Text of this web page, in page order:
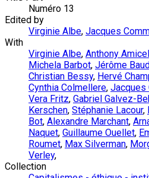
Numéro 13
Edited by
Virginie Albe, Jacques
With
Virginie Albe, Anthony
Michela Barbot, Jérôme
Christian Bessy, Hervé
Cynthia Colmellere, Jacques
Vera Fritz, Gabriel Galvez-
Kerschen, Stéphanie Lacour,
Bot, Alexandre Marchant,
Naquet, Guillaume Ouellet,
Roumet, Max Silverman,
Verley,
Collection